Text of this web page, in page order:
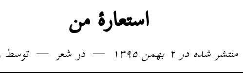
استعارهٔ من
منتشر شده در ۲ بهمن ۱۳۹۵ درشعر توسط